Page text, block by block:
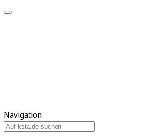
Navigation